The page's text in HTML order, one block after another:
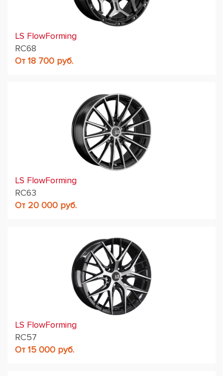
LS FlowForming
RC68
От 18 700 руб.
LS FlowForming
RC63
От 20 000 руб.
LS FlowForming
RC57
От 15 000 руб.